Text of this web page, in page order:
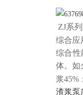
ZJ系
综合应
综合性
体。如
浆45%
渣浆泵